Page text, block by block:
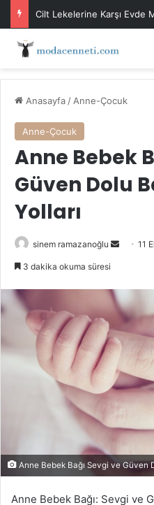
Cilt Lekelerine Karşı Evde
Anasayfa / Anne-Çocuk
Anne-Çocuk
Anne Bebek
Güven Dolu
Yolları
sinem ramazanoğlu
Bir
11
3 dakika okuma süresi
Anne Bebek Bağı Sevgi ve Güven
Anne Bebek Bağı: Sevgi ve